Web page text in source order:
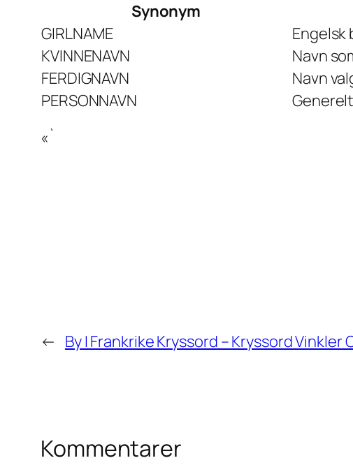
Synonym
GIRLNAME
KVINNENAVN
Navn
FERDIGNAVN
Navn
PERSONNAVN
«`
← By I Frankrike Kryssord – Kryssord Vinkler
Kommentarer